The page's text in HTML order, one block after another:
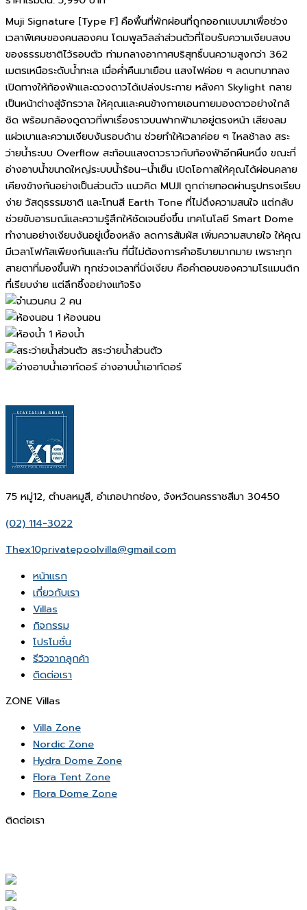
Muji Signature [Type F] คือพื้นที่พักผ่อนที่ถูกออกแบบมาเพื่อช่วง
เวลาพิเศษของคนสองคน โดมพูลวิลล่าส่วนตัวที่โอบรับความเงียบสงบ
ของธรรมชาติไว้รอบตัว ท่ามกลางอากาศบริสุทธิ์บนความสูงกว่า 362
เมตรเหนือระดับน้ำทะเล เมื่อค่ำคืนมาเยือน แสงไฟค่อย ๆ ลดบทบาทลง
เปิดทางให้ท้องฟ้าและดวงดาวได้เปล่งประกาย หลังคา Skylight กลาย
เป็นหน้าต่างสู่จักรวาล ให้คุณและคนข้างกายเอนกายมองดาวอย่างใกล้
ชิด พร้อมกล้องดูดาวที่พาเรื่องราวบนฟากฟ้ามาอยู่ตรงหน้า เสียงลม
แผ่วเบาและความเงียบงันรอบด้าน ช่วยทำให้เวลาค่อย ๆ ไหลช้าลง สระ
ว่ายน้ำระบบ Overflow สะท้อนแสงดาวราวกับท้องฟ้าอีกผืนหนึ่ง ขณะที่
อ่างอาบน้ำขนาดใหญ่ระบบน้ำร้อน–น้ำเย็น เปิดโอกาสให้คุณได้ผ่อนคลาย
เคียงข้างกันอย่างเป็นส่วนตัว แนวคิด MUJI ถูกถ่ายทอดผ่านรูปทรงเรียบ
ง่าย วัสดุธรรมชาติ และโทนสี Earth Tone ที่ไม่ดึงความสนใจ แต่กลับ
ช่วยขับอารมณ์และความรู้สึกให้ชัดเจนยิ่งขึ้น เทคโนโลยี Smart Dome
ทำงานอย่างเงียบงันอยู่เบื้องหลัง ลดการสัมผัส เพิ่มความสบายใจ ให้คุณ
มีเวลาโฟกัสเพียงกันและกัน ที่นี่ไม่ต้องการคำอธิบายมากมาย เพราะทุก
สายตาที่มองขึ้นฟ้า ทุกช่วงเวลาที่นิ่งเงียบ คือคำตอบของความโรแมนติก
ที่เรียบง่าย แต่ลึกซึ้งอย่างแท้จริง
2 คน
1 ห้องนอน
1 ห้องน้ำ
สระว่ายน้ำส่วนตัว
อ่างอาบน้ำเอาท์ดอร์
75 หมู่12, ตำบลหมูสี, อำเภอปากช่อง, จังหวัดนครราชสีมา 30450
(02) 114-3022
Thex10privatepoolvilla@gmail.com
หน้าเเรก
เกี่ยวกับเรา
Villas
กิจกรรม
โปรโมชั่น
รีวิวจากลูกค้า
ติดต่อเรา
ZONE Villas
Villa Zone
Nordic Zone
Hydra Dome Zone
Flora Tent Zone
Flora Dome Zone
ติดต่อเรา